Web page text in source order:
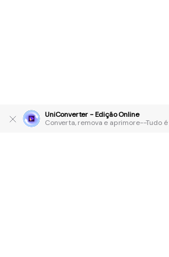
UniConverter - Edição Online
Converta, remova e aprimore--Tudo é